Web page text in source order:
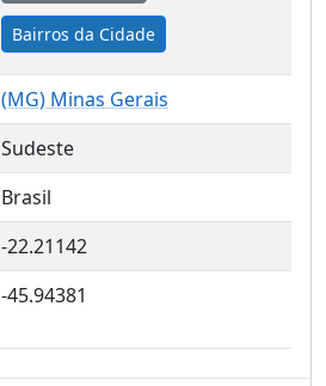
Bairros da Cidade
(MG) Minas Gerais
Sudeste
Brasil
-22.21142
-45.94381